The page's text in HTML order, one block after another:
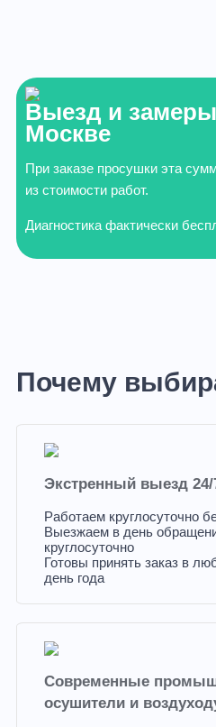
Выезд и
Москве
При заказе просушки эта
из стоимости работ.
Диагностика фактически
Почему
Экстренный выезд 24/
Работаем круглосуточно
Выезжаем в день
круглосуточно
Готовы принять заказ в
день года
Современные
осушители и